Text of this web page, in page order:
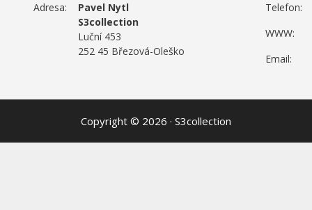
Adresa:
Pavel Nytl
S3collection
Luční 453
252 45 Březová-Oleško
Telefon:
WWW:
Email:
Copyright © 2026 · S3collection